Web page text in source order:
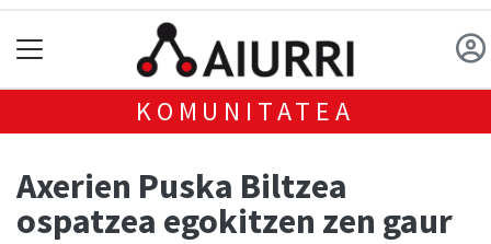
KOMUNITATEA
Axerien Puska Biltzea
ospatzea egokitzen zen gaur